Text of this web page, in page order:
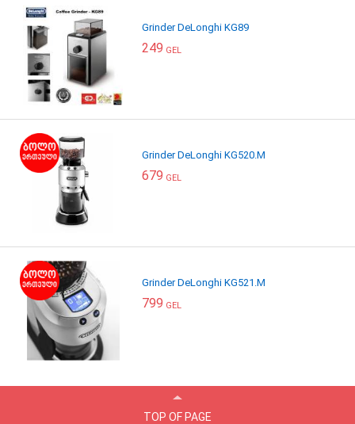
Grinder DeLonghi KG89
249 GEL
Grinder DeLonghi KG520.M
679 GEL
Grinder DeLonghi KG521.M
799 GEL
TOP OF PAGE